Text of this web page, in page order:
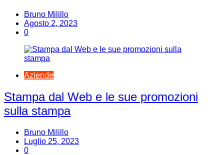
Bruno Milillo
Agosto 2, 2023
0
Aziende
Stampa dal Web e le sue promozioni
sulla stampa
Bruno Milillo
Luglio 25, 2023
0